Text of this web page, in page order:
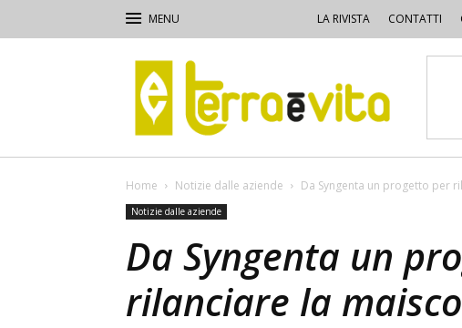
LA RIVISTA CONTATTI
Terra
e
Vita
Home Notizie dalle aziende Da Syngenta un progetto per
Notizie dalle aziende
Da Syngenta un
rilanciare la